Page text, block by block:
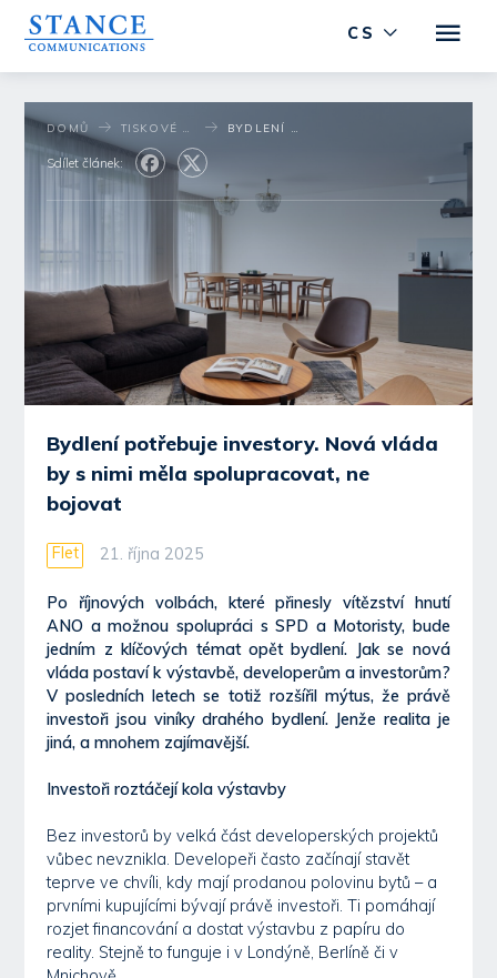
CS
DOMŮ
Sdílet článek:
Bydlení potřebuje investory. Nová vláda
by s nimi měla spolupracovat, ne
bojovat
Flet 21. října 2025
Po říjnových volbách, které přinesly vítězství hnutí
ANO a možnou spolupráci s SPD a Motoristy, bude
jedním z klíčových témat opět bydlení. Jak se nová
vláda postaví k výstavbě, developerům a investorům?
V posledních letech se totiž rozšířil mýtus, že právě
investoři jsou viníky drahého bydlení. Jenže realita je
jiná, a mnohem zajímavější.
Investoři roztáčejí kola výstavby
Bez investorů by velká část developerských projektů
vůbec nevznikla. Developeři často začínají stavět
teprve ve chvíli, kdy mají prodanou polovinu bytů – a
prvními kupujícími bývají právě investoři. Ti pomáhají
rozjet financování a dostat výstavbu z papíru do
reality. Stejně to funguje i v Londýně, Berlíně či v